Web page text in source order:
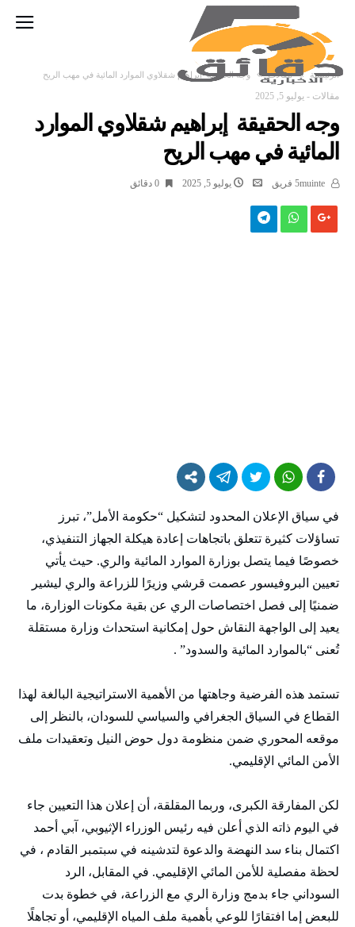
‫الرئيسية‬ مقالات وجه الحقيقة إبراهيم شقلاوي الموارد المائية في مهب الريح
مقالات - يوليو 5, 2025
وجه الحقيقة إبراهيم شقلاوي الموارد
المائية في مهب الريح
يوليو 5, 2025 0 ‫دقائق‬
في سياق الإعلان المحدود لتشكيل “حكومة الأمل”، تبرز
تساؤلات كثيرة تتعلق باتجاهات إعادة هيكلة الجهاز التنفيذي،
خصوصًا فيما يتصل بوزارة الموارد المائية والري. حيث يأتي
تعيين البروفيسور عصمت قرشي وزيرًا للزراعة والري ليشير
ضمنيًا إلى فصل اختصاصات الري عن بقية مكونات الوزارة، ما
يعيد إلى الواجهة النقاش حول إمكانية استحداث وزارة مستقلة
تُعنى “بالموارد المائية والسدود” .
تستمد هذه الفرضية وجاهتها من الأهمية الاستراتيجية البالغة لهذا
القطاع في السياق الجغرافي والسياسي للسودان، بالنظر إلى
موقعه المحوري ضمن منظومة دول حوض النيل وتعقيدات ملف
الأمن المائي الإقليمي.
لكن المفارقة الكبرى، وربما المقلقة، أن إعلان هذا التعيين جاء
في اليوم ذاته الذي أعلن فيه رئيس الوزراء الإثيوبي، آبي أحمد
اكتمال بناء سد النهضة والدعوة لتدشينه في سبتمبر القادم ، في
لحظة مفصلية للأمن المائي الإقليمي. في المقابل، الرد
السوداني جاء بدمج وزارة الري مع الزراعة، في خطوة بدت
للبعض إما افتقارًا للوعي بأهمية ملف المياه الإقليمي، أو تجاهلًا